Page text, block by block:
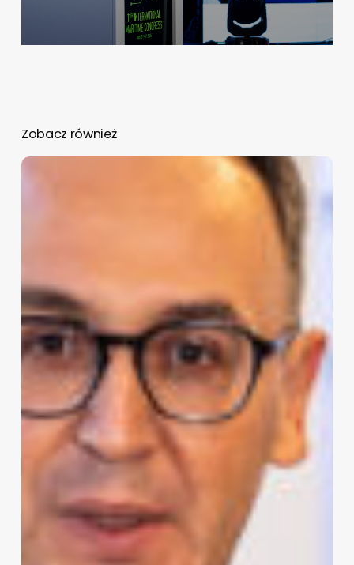
Zobacz również